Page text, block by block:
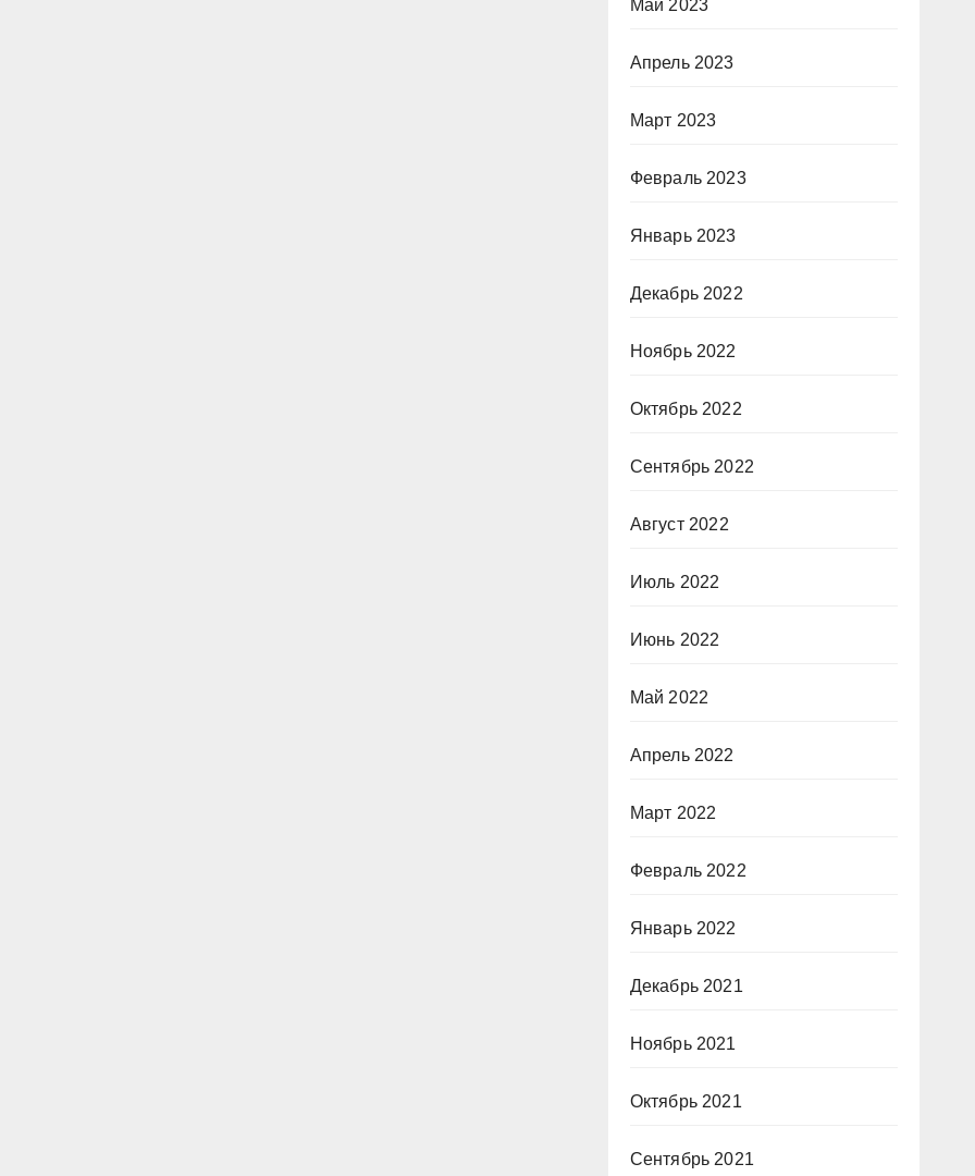
Май 2023
Апрель 2023
Март 2023
Февраль 2023
Январь 2023
Декабрь 2022
Ноябрь 2022
Октябрь 2022
Сентябрь 2022
Август 2022
Июль 2022
Июнь 2022
Май 2022
Апрель 2022
Март 2022
Февраль 2022
Январь 2022
Декабрь 2021
Ноябрь 2021
Октябрь 2021
Сентябрь 2021